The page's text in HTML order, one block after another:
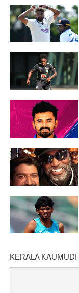
KERALA KAUMUDI